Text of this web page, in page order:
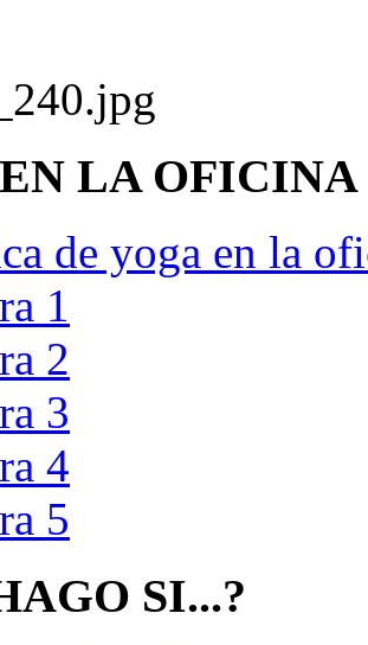
LA OFICINA
de yoga en la
1
2
3
4
5
SI...?